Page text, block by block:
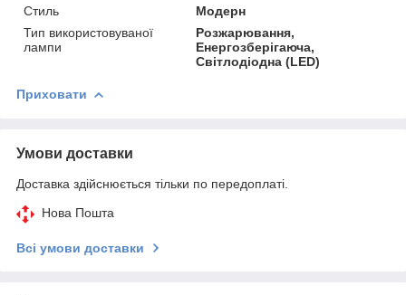
Стиль
Модерн
Тип використовуваної
лампи
Розжарювання,
Енергозберігаюча,
Світлодіодна (LED)
Приховати
Умови доставки
Доставка здійснюється тільки по передоплаті.
Нова Пошта
Всі умови доставки